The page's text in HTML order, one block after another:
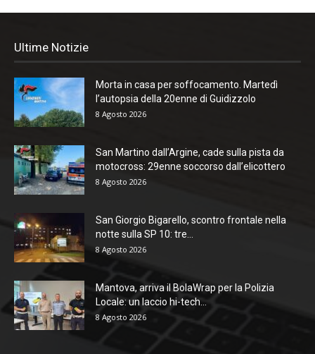
Ultime Notizie
Morta in casa per soffocamento. Martedì
l’autopsia della 20enne di Guidizzolo
8 Agosto 2026
San Martino dall’Argine, cade sulla pista da
motocross: 29enne soccorso dall’elicottero
8 Agosto 2026
San Giorgio Bigarello, scontro frontale nella
notte sulla SP 10: tre...
8 Agosto 2026
Mantova, arriva il BolaWrap per la Polizia
Locale: un laccio hi-tech...
8 Agosto 2026